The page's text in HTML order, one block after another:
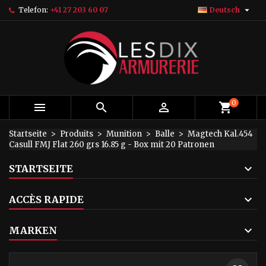
Telefon: +41 27 203 60 07 Deutsch 
   0
Startseite Produits Munition Balle
Magtech Kal.454
Casull FMJ Flat 260 grs 16.85 g - Box mit 20 Patronen
STARTSEITE
ACCÈS RAPIDE
MARKEN
My wishlists ×
Create new list
Wunschliste erstellen ×
Name der Wunschliste
Wunschliste erstellen
Anmelden ×
Sie müssen angemeldet sein, um Artikel Ihrer
Wunschliste hinzufügen zu können.
Abbrechen Anmelden